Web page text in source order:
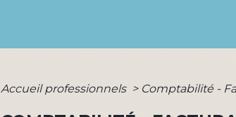
Accueil professionnels > Comptabilité -